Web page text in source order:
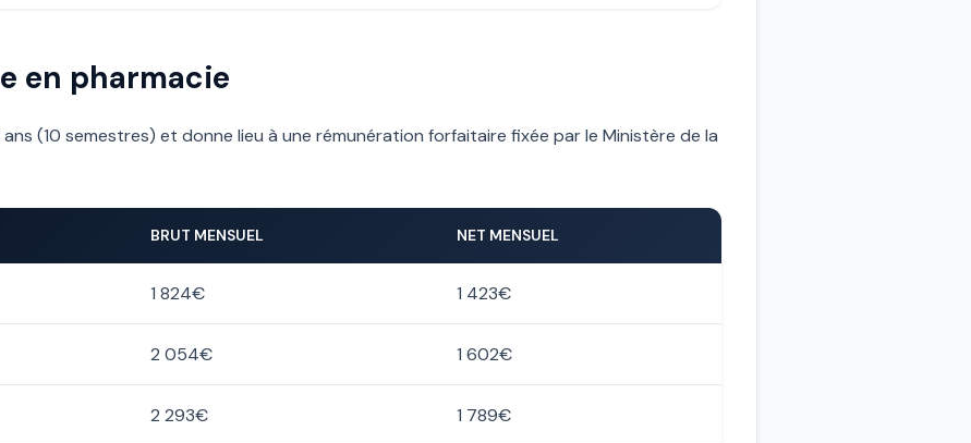
en pharmacie
(10 semestres) et donne lieu à une rémunération forfaitaire fixée par le Ministère de la
BRUT MENSUEL NET MENSUEL
1 824€ 1 423€
2 054€ 1 602€
2 293€ 1 789€